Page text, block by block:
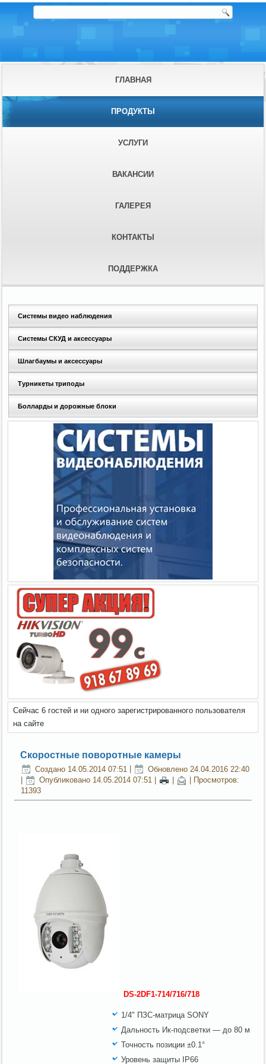
ГЛАВНАЯ
ПРОДУКТЫ
УСЛУГИ
ВАКАНСИИ
ГАЛЕРЕЯ
КОНТАКТЫ
ПОДДЕРЖКА
Системы видео наблюдения
Системы СКУД и аксессуары
Шлагбаумы и аксессуары
Турникеты триподы
Болларды и дорожные блоки
Сейчас 6 гостей и ни одного зарегистрированного пользователя
на сайте
Скоростные поворотные камеры
Создано 14.05.2014 07:51
Обновлено 24.04.2016 22:40
Опубликовано 14.05.2014 07:51
| Просмотров:
11393
DS-2DF1-714/716/718
1/4" ПЗС-матрица SONY
Дальность Ик-подсветки — до 80 м
Точность позиции ±0.1°
Уровень защиты IP66